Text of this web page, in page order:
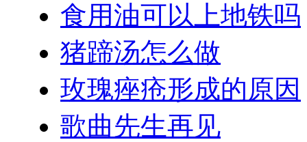
食用油可以上地铁吗
猪蹄汤怎么做
玫瑰痤疮形成的原因
歌曲先生再见